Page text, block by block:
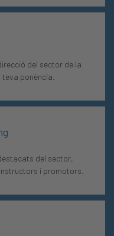
del sector de la
ponència.
del sector,
i promotors.